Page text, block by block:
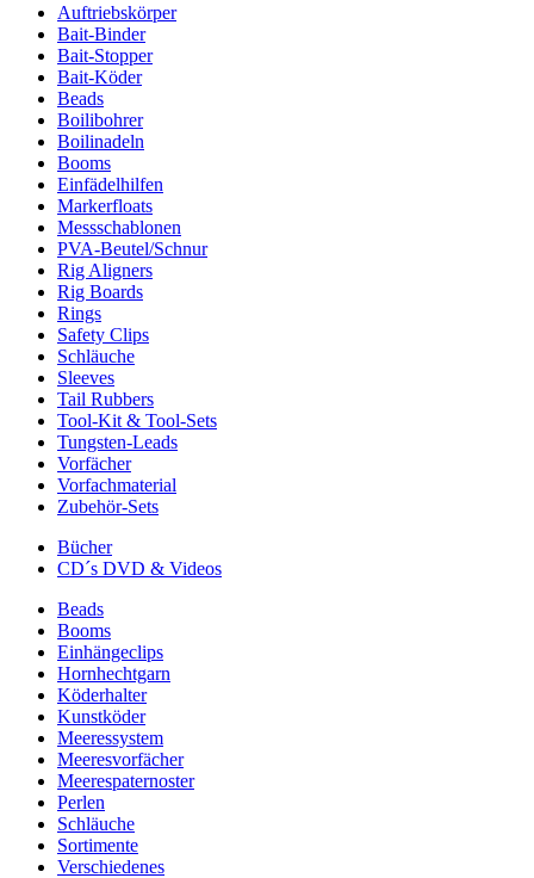
Auftriebskörper
Bait-Binder
Bait-Stopper
Bait-Köder
Beads
Boilibohrer
Boilinadeln
Booms
Einfädelhilfen
Markerfloats
Messschablonen
PVA-Beutel/Schnur
Rig Aligners
Rig Boards
Rings
Safety Clips
Schläuche
Sleeves
Tail Rubbers
Tool-Kit & Tool-Sets
Tungsten-Leads
Vorfächer
Vorfachmaterial
Zubehör-Sets
Bücher
CD´s DVD & Videos
Beads
Booms
Einhängeclips
Hornhechtgarn
Köderhalter
Kunstköder
Meeressystem
Meeresvorfächer
Meerespaternoster
Perlen
Schläuche
Sortimente
Verschiedenes